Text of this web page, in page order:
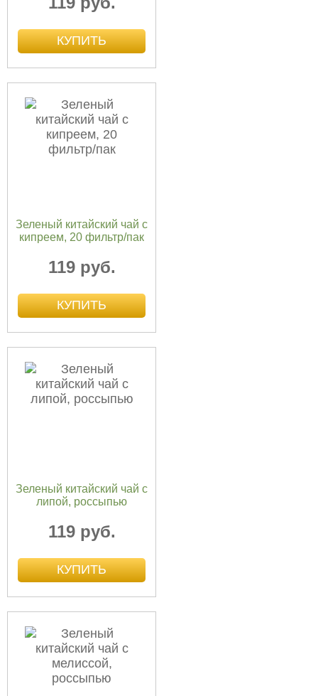
Зеленый китайский чай с
кипреем, 20 фильтр/пак
119 руб.
Зеленый китайский чай с
липой, россыпью
119 руб.